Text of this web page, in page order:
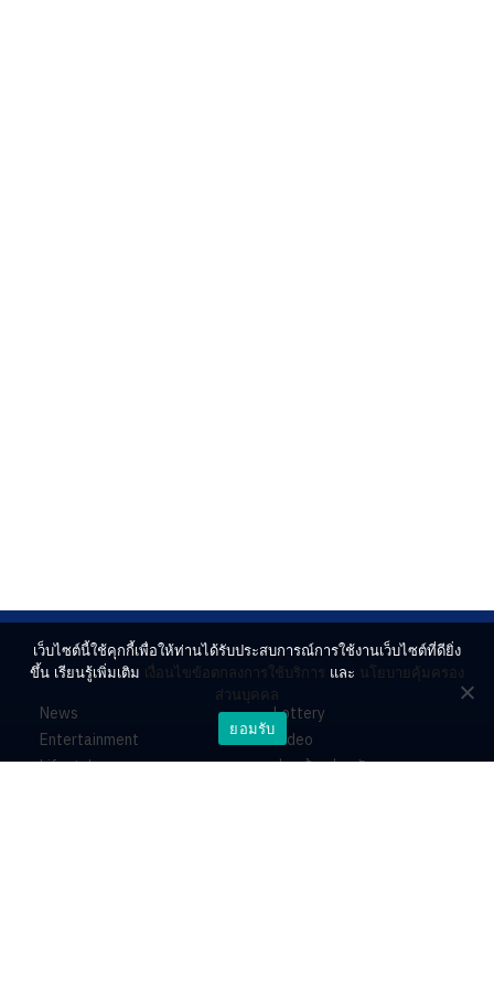
News
Entertainment
Lifestyle
Lottery
Video
ร่วมด้วยช่วยกัน
เว็บไซต์นี้ใช้คุกกี้เพื่อให้ท่านได้รับประสบการณ์การใช้งานเว็บไซต์ที่ดียิ่ง
ขึ้น เรียนรู้เพิ่มเติม เงื่อนไขข้อตกลงการใช้บริการ และ นโยบายคุ้มครอง
ส่วนบุคคล
ยอมรับ